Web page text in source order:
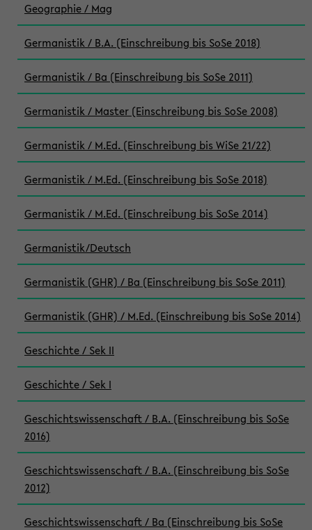
Geographie / Mag
Germanistik / B.A. (Einschreibung bis SoSe 2018)
Germanistik / Ba (Einschreibung bis SoSe 2011)
Germanistik / Master (Einschreibung bis SoSe 2008)
Germanistik / M.Ed. (Einschreibung bis WiSe 21/22)
Germanistik / M.Ed. (Einschreibung bis SoSe 2018)
Germanistik / M.Ed. (Einschreibung bis SoSe 2014)
Germanistik/Deutsch
Germanistik (GHR) / Ba (Einschreibung bis SoSe 2011)
Germanistik (GHR) / M.Ed. (Einschreibung bis SoSe 2014)
Geschichte / Sek II
Geschichte / Sek I
Geschichtswissenschaft / B.A. (Einschreibung bis SoSe
2016)
Geschichtswissenschaft / B.A. (Einschreibung bis SoSe
2012)
Geschichtswissenschaft / Ba (Einschreibung bis SoSe